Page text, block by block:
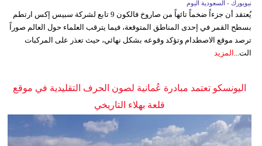
نيويورك - السعودية اليوم
يُعتقد أن جزءاً ضخماً تائهاً من صاروخ فالكون 9 تابع لشركة سبيس إكس ارتطم
بسطح القمر في إحدى المناطق المتوقعة، فيما يترقب العلماء حول العالم صوراً
ترصد موقع الاصطدام وتؤكد وقوعه بشكل نهائي، حيث تعذر على المركبات
الت... المزيد
اليونسكو تعتمد مبادرة عُمانية لصون الحرف التقليدية في موقع
قلعة بهلاء التاريخي